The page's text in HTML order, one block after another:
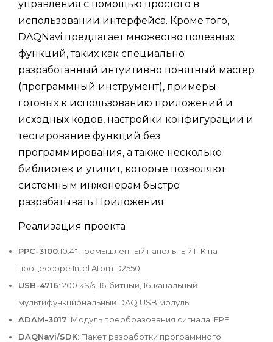
управления с помощью простого в
использовании интерфейса. Кроме того,
DAQNavi предлагает множество полезных
функций, таких как специально
разработанный интуитивно понятный мастер
(программный инструмент), примеры
готовых к использованию приложений и
исходных кодов, настройки конфигурации и
тестирование функций без
программирования, а также несколько
библиотек и утилит, которые позволяют
системным инженерам быстро
разрабатывать Приложения.
Реализация проекта
PPC-3100:10.4" промышленный панельный ПК на
процессоре Intel Atom D2550
USB-4716: 200 kS/s, 16-битный, 16-канальный
мультифункциональный DAQ USB модуль
ADAM-3017: Модуль преобразования сигнала IEPE
DAQNavi/SDK: Пакет разработки программного